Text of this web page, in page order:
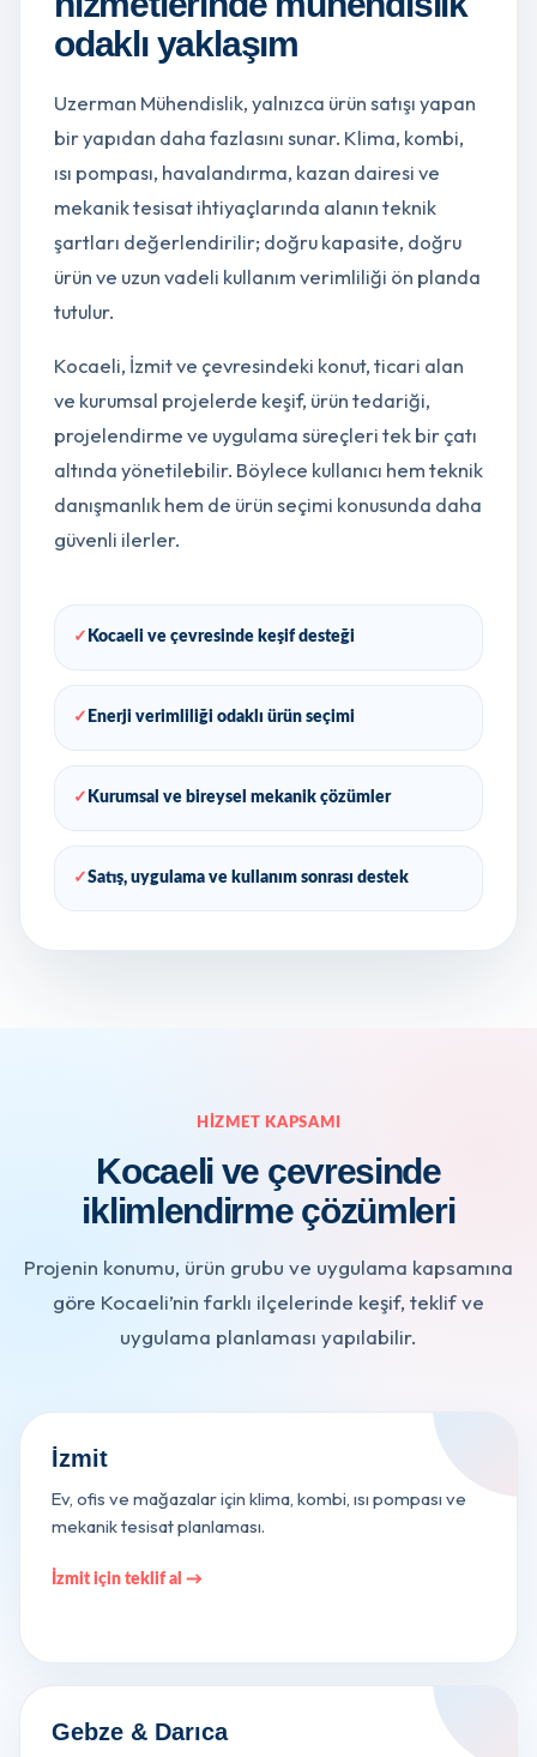
odaklı yaklaşım
Uzerman Mühendislik, yalnızca ürün satışı yapan
bir yapıdan daha fazlasını sunar. Klima, kombi,
ısı pompası, havalandırma, kazan dairesi ve
mekanik tesisat ihtiyaçlarında alanın teknik
şartları değerlendirilir; doğru kapasite, doğru
ürün ve uzun vadeli kullanım verimliliği ön planda
tutulur.
Kocaeli, İzmit ve çevresindeki konut, ticari alan
ve kurumsal projelerde keşif, ürün tedariği,
projelendirme ve uygulama süreçleri tek bir çatı
altında yönetilebilir. Böylece kullanıcı hem teknik
danışmanlık hem de ürün seçimi konusunda daha
güvenli ilerler.
✓ Kocaeli ve çevresinde keşif desteği
✓ Enerji verimliliği odaklı ürün seçimi
✓ Kurumsal ve bireysel mekanik çözümler
✓Satış, uygulama ve kullanım sonrası destek
HIZMET KAPSAMI
Kocaeli ve çevresinde
iklimlendirme çözümleri
Projenin konumu, ürün grubu ve uygulama kapsamına
göre Kocaeli’nin farklı ilçelerinde keşif, teklif ve
uygulama planlaması yapılabilir.
İzmit
Ev, ofis ve mağazalar için klima, kombi, ısı pompası ve
mekanik tesisat planlaması.
İzmit için teklif al →
Gebze & Darıca